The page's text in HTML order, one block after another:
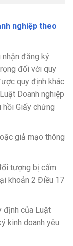
nghiệp theo
nhận đăng ký
đối với quy
quy định khác
Doanh nghiệp
Giấy chứng
giả mạo thông
tượng bị cấm
khoản 2 Điều 17
định của Luật
kinh doanh yêu